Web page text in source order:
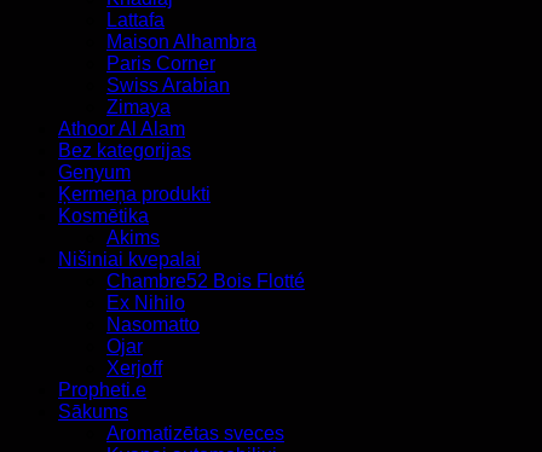
Lattafa
Maison Alhambra
Paris Corner
Swiss Arabian
Zimaya
Athoor Al Alam
Bez kategorijas
Genyum
Ķermeņa produkti
Kosmētika
Akims
Nišiniai kvepalai
Chambre52 Bois Flotté
Ex Nihilo
Nasomatto
Ojar
Xerjoff
Propheti.e
Sākums
Aromatizētas sveces